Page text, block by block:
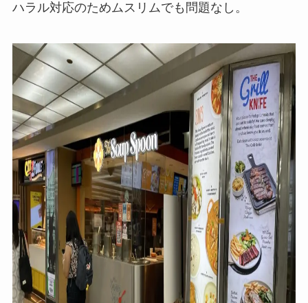
ハラル対応のためムスリムでも問題なし。